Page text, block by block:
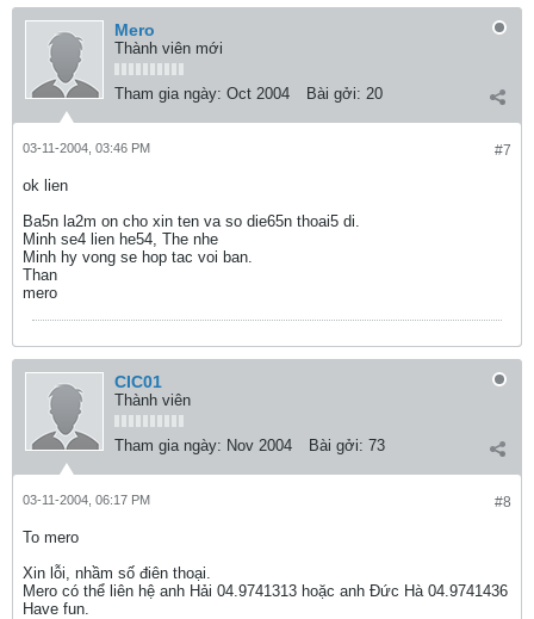
Mero
Thành viên mới
Tham gia ngày: Oct 2004 Bài gởi: 20
#7
03-11-2004, 03:46 PM
ok lien
Ba5n la2m on cho xin ten va so die65n thoai5 di.
Minh se4 lien he54, The nhe
Minh hy vong se hop tac voi ban.
Than
mero
CIC01
Thành viên
Tham gia ngày: Nov 2004 Bài gởi: 73
#8
03-11-2004, 06:17 PM
To mero
Xin lỗi, nhầm số điên thoại.
Mero có thể liên hệ anh Hải 04.9741313 hoặc anh Đức Hà 04.9741436
Have fun.